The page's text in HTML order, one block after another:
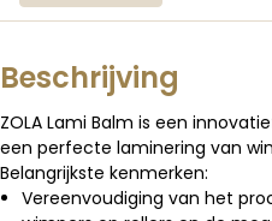
Beschrijving
ZOLA Lami Balm is een
een ​​perfecte laminering van
Belangrijkste kenmerken:
Vereenvoudiging van het